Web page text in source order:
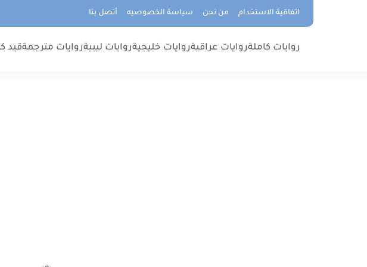
اتفاقية الاستخدام من نحن سياسة الخصوصيه أتصل بنا
روايات كاملةروايات عراقيةروايات خليجيةروايات ليبيةروايات مترجمةقيد